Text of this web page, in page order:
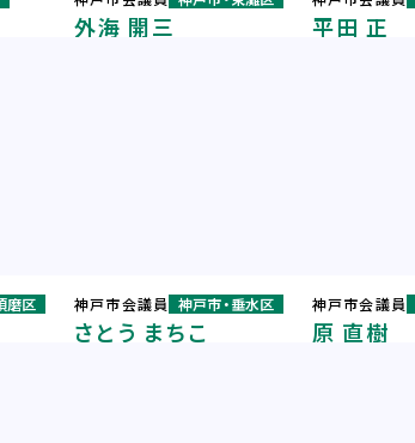
外海 開三 平田 正
磨区 神戸市会議員 神戸市・垂水区
さとう まちこ
神戸市会議員
原 直樹